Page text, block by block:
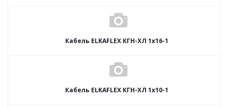
Кабель ELKAFLEX КГН-ХЛ 1x16-1
Кабель ELKAFLEX КГН-ХЛ 1x10-1